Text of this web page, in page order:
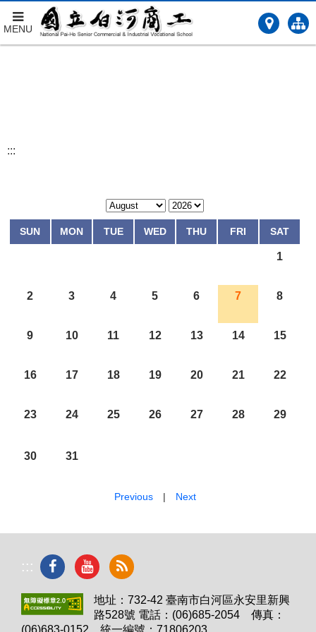
跳
MENU
:::
SUN MON TUE WED THU FRI SAT
1
2 3 4 5 6 7 8
9 10 11 12 13 14 15
16 17 18 19 20 21 22
23 24 25 26 27 28 29
30 31
Previous| Next
:::
地址：732-42 臺南市白河區永安里新興
路528號 電話：(06)685-2054 傳真：
(06)683-0152 統一編號：71806203